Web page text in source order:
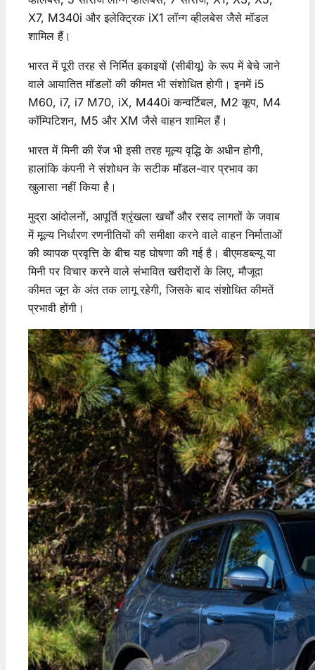
X7, M340i और इलेक्ट्रिक iX1 लॉन्ग व्हीलबेस जैसे मॉडल
शामिल हैं।
भारत में पूरी तरह से निर्मित इकाइयों (सीबीयू) के रूप में बेचे जाने
वाले आयातित मॉडलों की कीमत भी संशोधित होगी। इनमें i5
M60, i7, i7 M70, iX, M440i कन्वर्टिबल, M2 कूप, M4
कॉम्पिटिशन, M5 और XM जैसे वाहन शामिल हैं।
भारत में मिनी की रेंज भी इसी तरह मूल्य वृद्धि के अधीन होगी,
हालांकि कंपनी ने संशोधन के सटीक मॉडल-वार प्रभाव का
खुलासा नहीं किया है।
मुद्रा आंदोलनों, आपूर्ति श्रृंखला खर्चों और रसद लागतों के जवाब
में मूल्य निर्धारण रणनीतियों की समीक्षा करने वाले वाहन निर्माताओं
की व्यापक प्रवृत्ति के बीच यह घोषणा की गई है। बीएमडब्ल्यू या
मिनी पर विचार करने वाले संभावित खरीदारों के लिए, मौजूदा
कीमत जून के अंत तक लागू रहेगी, जिसके बाद संशोधित कीमतें
प्रभावी होंगी।